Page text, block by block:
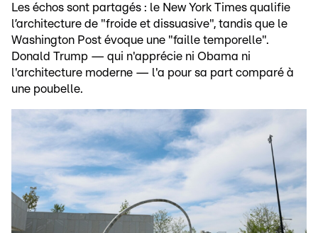
Les échos sont partagés : le New York Times qualifie
l’architecture de "froide et dissuasive", tandis que le
Washington Post évoque une "faille temporelle".
Donald Trump — qui n'apprécie ni Obama ni
l'architecture moderne — l'a pour sa part comparé à
une poubelle.